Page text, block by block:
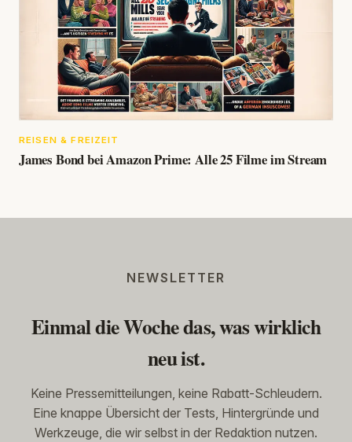
REISEN & FREIZEIT
James Bond bei Amazon Prime: Alle 25 Filme im Stream
NEWSLETTER
Einmal die Woche das, was wirklich
neu ist.
Keine Pressemitteilungen, keine Rabatt-Schleudern.
Eine knappe Übersicht der Tests, Hintergründe und
Werkzeuge, die wir selbst in der Redaktion nutzen.